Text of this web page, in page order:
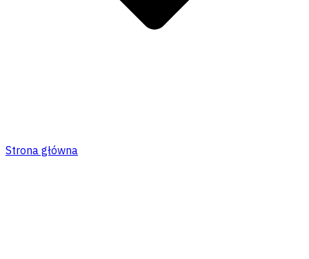
Strona główna